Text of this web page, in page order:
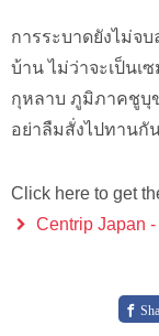
การระบาดยังไม่จ
บ้าน ไม่ว่าจะเป็นเ
กุหลาบ ภูมิภาคชูบุ
อย่าลืมสั่งไปทานกั
Click here to get
Centrip Japan